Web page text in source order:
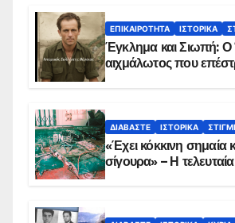
ΕΠΙΚΑΙΡΌΤΗΤΑ ΙΣΤΟΡΙΚΆ
Έγκλημα και Σιωπή:
αιχμάλωτος που
ΔΙΑΒΆΣΤΕ ΙΣΤΟΡΙΚΆ
«Έχει κόκκινη σημαία
σίγουρα» – Η